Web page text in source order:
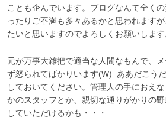
ことも企んでいます。ブログなんて全く
ったりご不満も多々あるかと思われます
たいと思いますのでよろしくお願いします
元が万事大雑把で適当な人間なもんで、
ず怒られてばかりいます(W) ああだこう
しておいてください。管理人の手におえ
かのスタッフとか、親切な通りがかりの
していただけるかも・・・